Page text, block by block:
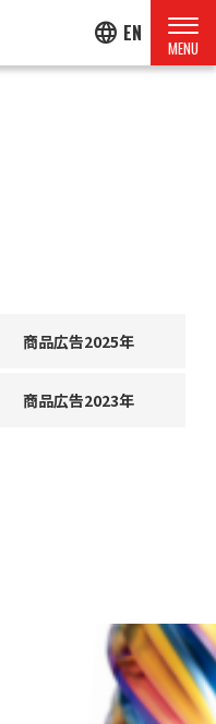
language EN
商品広告2025年
商品広告2023年